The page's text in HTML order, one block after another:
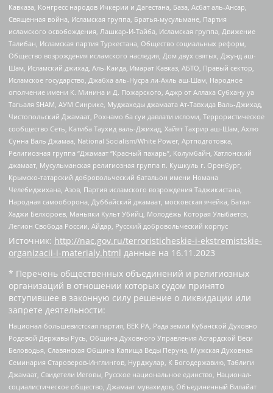
Кавказа, Конгресс народов Ичкерии и Дагестана, База, Асбат аль-Ансар,
Священная война, Исламская группа, Братья-мусульмане, Партия
исламского освобождения, Лашкар-И-Тайба, Исламская группа, Движение
Талибан, Исламская партия Туркестана, Общество социальных реформ,
Общество возрождения исламского наследия, Дом двух святых, Джунд аш-
Шам, Исламский джихад, Аль-Каида, Имарат Кавказ, АБТО, Правый сектор,
Исламское государство, Джабха аль-Нусра ли-Ахль аш-Шам, Народное
ополчение имени К. Минина и Д. Пожарского, Аджр от Аллаха Субхану уа
Тагьаля SHAM, АУМ Синрике, Муджахеды джамаата Ат-Тавхида Валь-Джихад,
Чистопольский Джамаат, Рохнамо ба суи давлати исломи, Террористическое
сообщество Сеть, Катиба Таухид валь-Джихад, Хайят Тахрир аш-Шам, Ахлю
Сунна Валь Джамаа, National Socialism/White Power, Артподготовка,
Религиозная группа “Джамаат “Красный пахарь”, Колумбайн, Хатлонский
джамаат, Мусульманская религиозная группа п. Кушкуль г. Оренбург,
Крымско-татарский добровольческий батальон имени Номана
Челебиджихана, Азов, Партия исламского возрождения Таджикистана,
Народная самооборона, Дуббайский джамаат, московская ячейка, Батал-
Хаджи Белхороев, Маньяки Культ Убийц, Молодёжь Которая Улыбается,
Легион Свобода России, Айдар, Русский добровольческий корпус
Источник: http://nac.gov.ru/terroristicheskie-i-ekstremistskie-
organizacii-i-materialy.html данные на 16.11.2023
* Перечень общественных объединений и религиозных
организаций в отношении которых судом принято
вступившее в законную силу решение о ликвидации или
запрете деятельности:
Национал-большевистская партия, ВЕК РА, Рада земли Кубанской Духовно
Родовой Державы Русь, Община Духовного Управления Асгардской Веси
Беловодья, Славянская Община Капища Веды Перуна, Мужская Духовная
Семинария Староверов-Инглингов, Нурджулар, К Богодержавию, Таблиги
Джамаат, Свидетели Иеговы, Русское национальное единство, Национал-
социалистическое общество, Джамаат мувахидов, Объединенный Вилайат